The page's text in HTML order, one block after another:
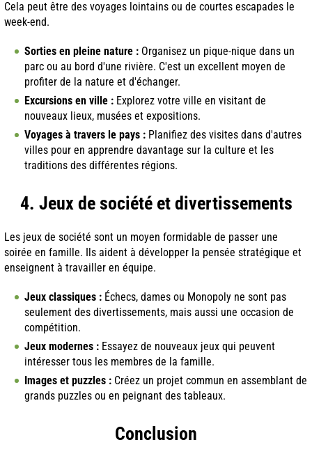
Cela peut être des voyages lointains ou de courtes escapades le
week-end.
Sorties en pleine nature : Organisez un pique-nique dans un
parc ou au bord d'une rivière. C'est un excellent moyen de
profiter de la nature et d'échanger.
Excursions en ville : Explorez votre ville en visitant de
nouveaux lieux, musées et expositions.
Voyages à travers le pays : Planifiez des visites dans d'autres
villes pour en apprendre davantage sur la culture et les
traditions des différentes régions.
4. Jeux de société et divertissements
Les jeux de société sont un moyen formidable de passer une
soirée en famille. Ils aident à développer la pensée stratégique et
enseignent à travailler en équipe.
Jeux classiques : Échecs, dames ou Monopoly ne sont pas
seulement des divertissements, mais aussi une occasion de
compétition.
Jeux modernes : Essayez de nouveaux jeux qui peuvent
intéresser tous les membres de la famille.
Images et puzzles : Créez un projet commun en assemblant de
grands puzzles ou en peignant des tableaux.
Conclusion